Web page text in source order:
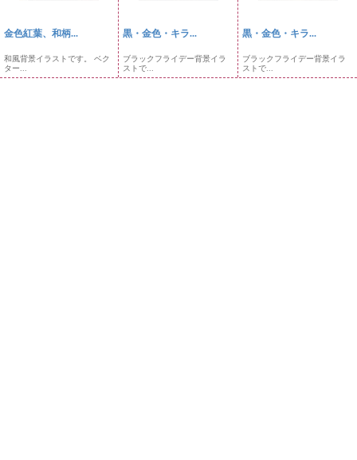
金色紅葉、和柄...
和風背景イラストです。 ベク
ター...
黒・金色・キラ...
ブラックフライデー背景イラ
ストで...
黒・金色・キラ...
ブラックフライデー背景イラ
ストで...